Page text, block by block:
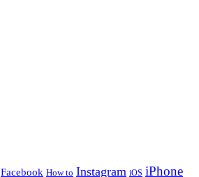
Facebook How to Instagram iOS iPhone